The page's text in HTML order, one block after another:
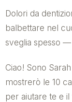
Dolori da
balbettare nel
sveglia spesso
Ciao! Sono
mostrerò le 10
per aiutare te e